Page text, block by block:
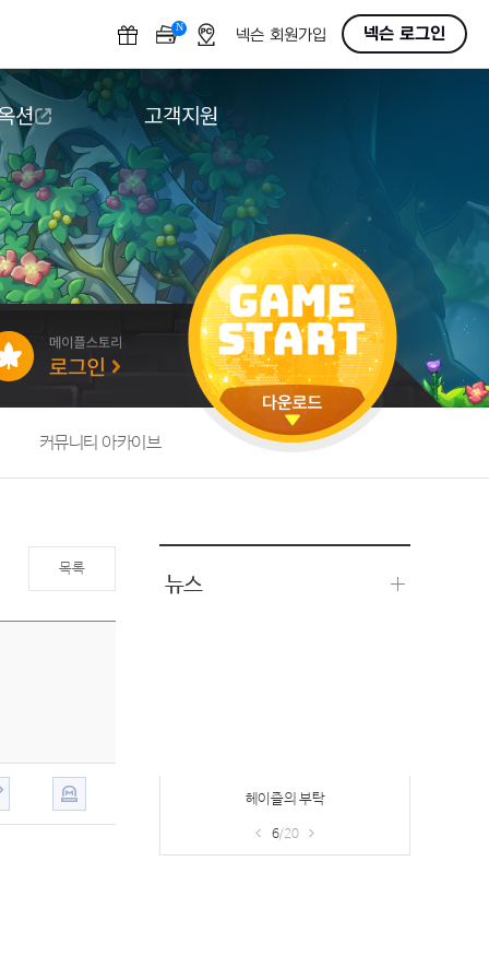
N OFF넥슨 회원가입 넥슨 로그인
션
션
고객지원
다운로드
도움말/1:1문의
버그악용/불법프로그램 신고
게임 접근성
커뮤니티 아카이브
목록
뉴스
헤이즐의 부탁
6/20